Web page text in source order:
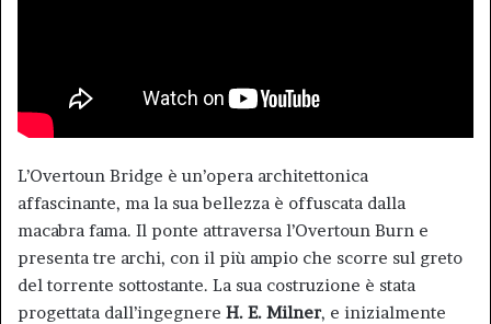
L’Overtoun Bridge è un’opera architettonica
affascinante, ma la sua bellezza è offuscata dalla
macabra fama. Il ponte attraversa l’Overtoun Burn e
presenta tre archi, con il più ampio che scorre sul greto
del torrente sottostante. La sua costruzione è stata
progettata dall’ingegnere H. E. Milner, e inizialmente